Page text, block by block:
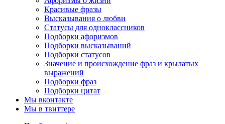
Красивые фразы
Высказывания о любви
Статусы для одноклассников
Подборки афоризмов
Подборки высказываний
Подборки статусов
Значение и происхождение фраз и крылатых
выражений
Подборки фраз
Подборки цитат
Мы вконтакте
Мы в твиттере